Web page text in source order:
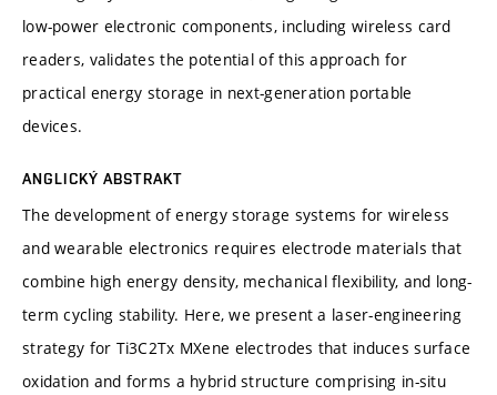
low-power electronic components, including wireless card
readers, validates the potential of this approach for
practical energy storage in next-generation portable
devices.
ANGLICKÝ ABSTRAKT
The development of energy storage systems for wireless
and wearable electronics requires electrode materials that
combine high energy density, mechanical flexibility, and long-
term cycling stability. Here, we present a laser-engineering
strategy for Ti3C2Tx MXene electrodes that induces surface
oxidation and forms a hybrid structure comprising in-situ